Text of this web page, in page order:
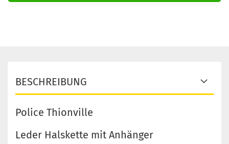
BESCHREIBUNG
Police Thionville
Leder Halskette mit Anhänger